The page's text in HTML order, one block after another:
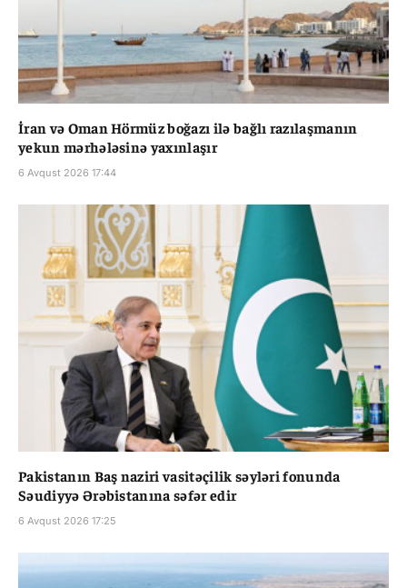
İran və Oman Hörmüz boğazı ilə bağlı razılaşmanın
yekun mərhələsinə yaxınlaşır
6 Avqust 2026 17:44
Pakistanın Baş naziri vasitəçilik səyləri fonunda
Səudiyyə Ərəbistanına səfər edir
6 Avqust 2026 17:25